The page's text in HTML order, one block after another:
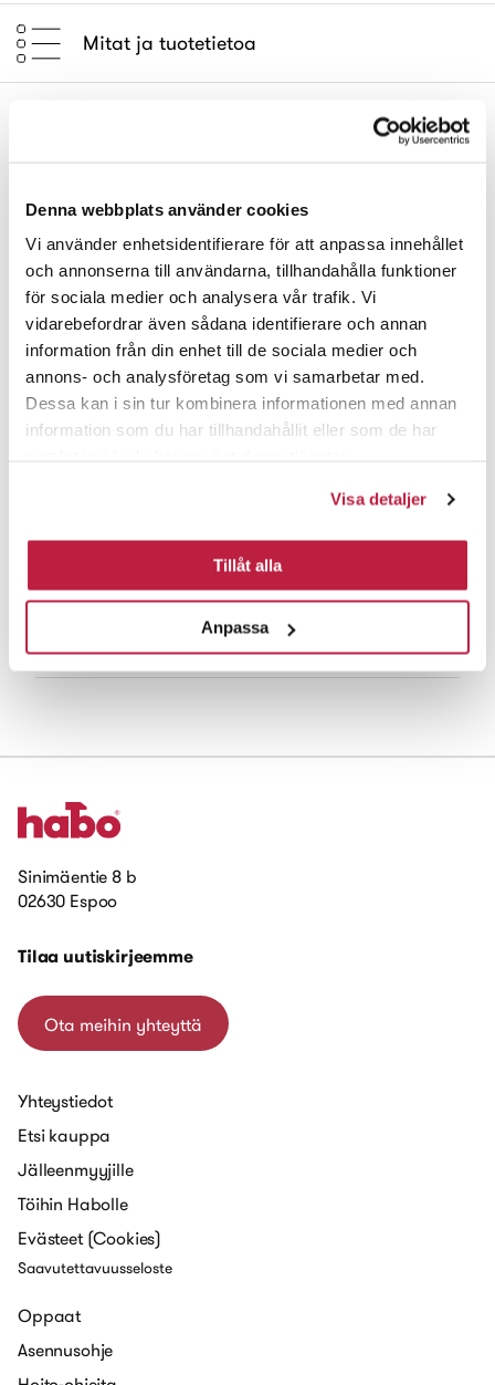
Denna webbplats använder cookies
Vi använder enhetsidentifierare för att anpassa innehållet
och annonserna till användarna, tillhandahålla funktioner
för sociala medier och analysera vår trafik. Vi
vidarebefordrar även sådana identifierare och annan
information från din enhet till de sociala medier och
annons- och analysföretag som vi samarbetar med.
Dessa kan i sin tur kombinera informationen med annan
information som du har tillhandahållit eller som de har
Visa detaljer
Tillåt alla
Anpassa
Mitat ja tuotetietoa
Nimike
18308 Pidennyskappale Elegant Plus alumiini
19042 Pidennyskappale Elegant Plus musta
Sinimäentie 8 b
02630 Espoo
Tilaa uutiskirjeemme
Ota meihin yhteyttä
Yhteystiedot
Etsi kauppa
Jälleenmyyjille
Töihin Habolle
Evästeet (Cookies)
Saavutettavuusseloste
Oppaat
Asennusohje